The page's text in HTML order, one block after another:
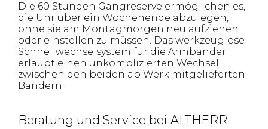
Die 60 Stunden Gangreserve ermöglichen es,
die Uhr über ein Wochenende abzulegen,
ohne sie am Montagmorgen neu aufziehen
oder einstellen zu müssen. Das werkzeuglose
Schnellwechselsystem für die Armbänder
erlaubt einen unkomplizierten Wechsel
zwischen den beiden ab Werk mitgelieferten
Bändern.
Beratung und Service bei ALTHERR